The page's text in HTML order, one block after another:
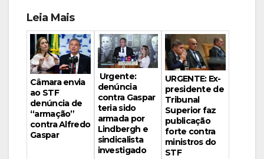
Leia Mais
Câmara envia
ao STF
denúncia de
“armação”
contra Alfredo
Gaspar
Urgente:
denúncia
contra Gaspar
teria sido
armada por
Lindbergh e
sindicalista
investigado
URGENTE: Ex-
presidente de
Tribunal
Superior faz
publicação
forte contra
ministros do
STF